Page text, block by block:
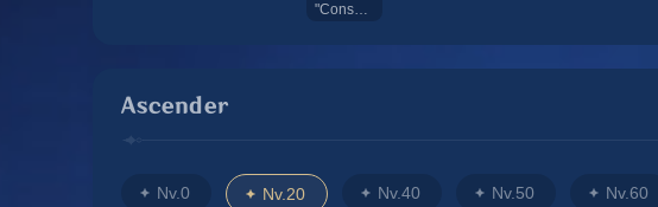
"Consomme Purete"
Ascender
Nv.0 Nv.20 Nv.40 Nv.50 Nv.60